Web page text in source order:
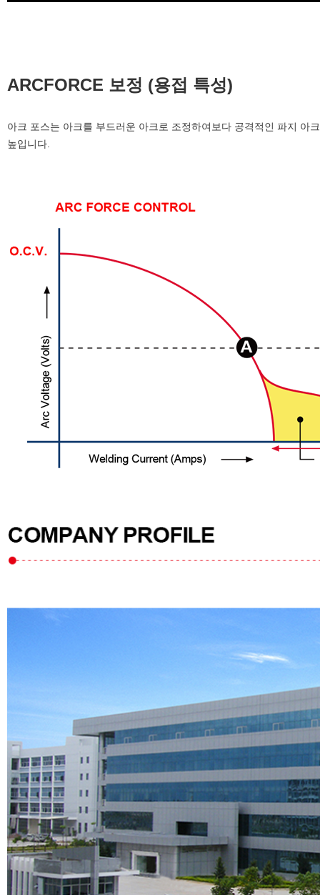
ARCFORCE 보정 (용접 특성)
아크 포스는 아크를 부드러운 아크로 조정하여보다 공격적인 파지 아
높입니다.